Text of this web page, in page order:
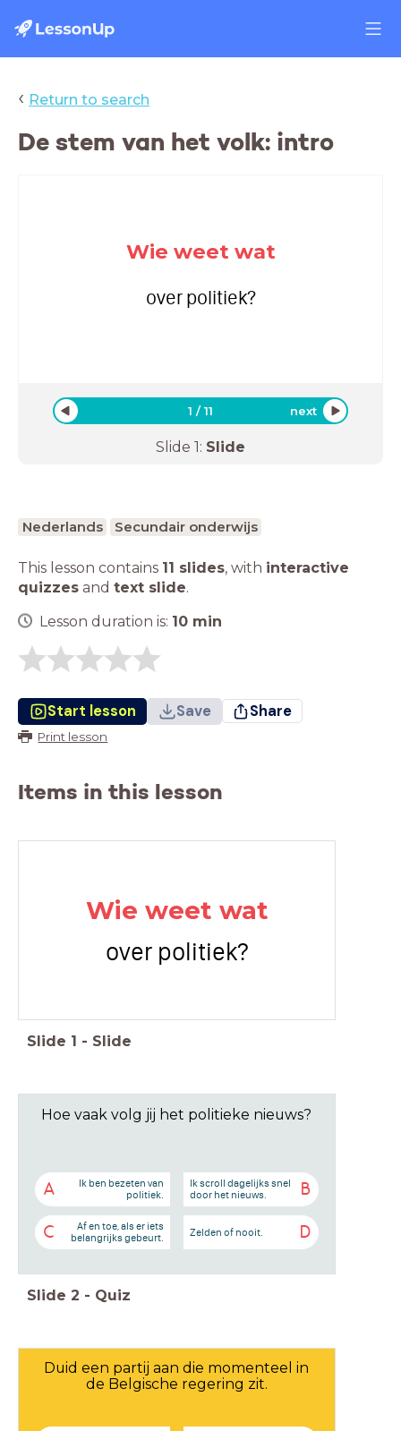
‹ Return to search
De stem van het volk: intro
Wie weet wat
over politiek?
1 /11 next
Slide 1: Slide
Nederlands Secundair onderwijs
This lesson contains 11 slides, with interactive
quizzes and text slide.
Lesson duration is: 10 min
Start lesson Save Share
Print lesson
Items in this lesson
Wie weet wat
over politiek?
Slide 1 - Slide
Hoe vaak volg jij het politieke nieuws?
A
Ik ben bezeten van
politiek.
B
Ik scroll dagelijks snel
door het nieuws.
C
Af en toe, als er iets
belangrijks gebeurt.
D
Zelden of nooit.
Slide 2 - Quiz
Duid een partij aan die momenteel in
de Belgische regering zit.